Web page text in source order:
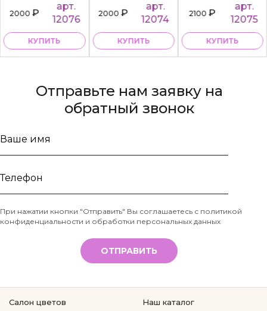
2000₽
арт.
12076
КУПИТЬ
2000₽
арт.
12074
КУПИТЬ
2100₽
арт.
12075
КУПИТЬ
Отправьте нам заявку на
обратный звонок
Ваше
Телефон
*
При нажатии кнопки "Отправить" Вы соглашаетесь с политикой
конфиденциальности и обработки персональных данных
ОТПРАВИТЬ
Салон цветов Наш каталог